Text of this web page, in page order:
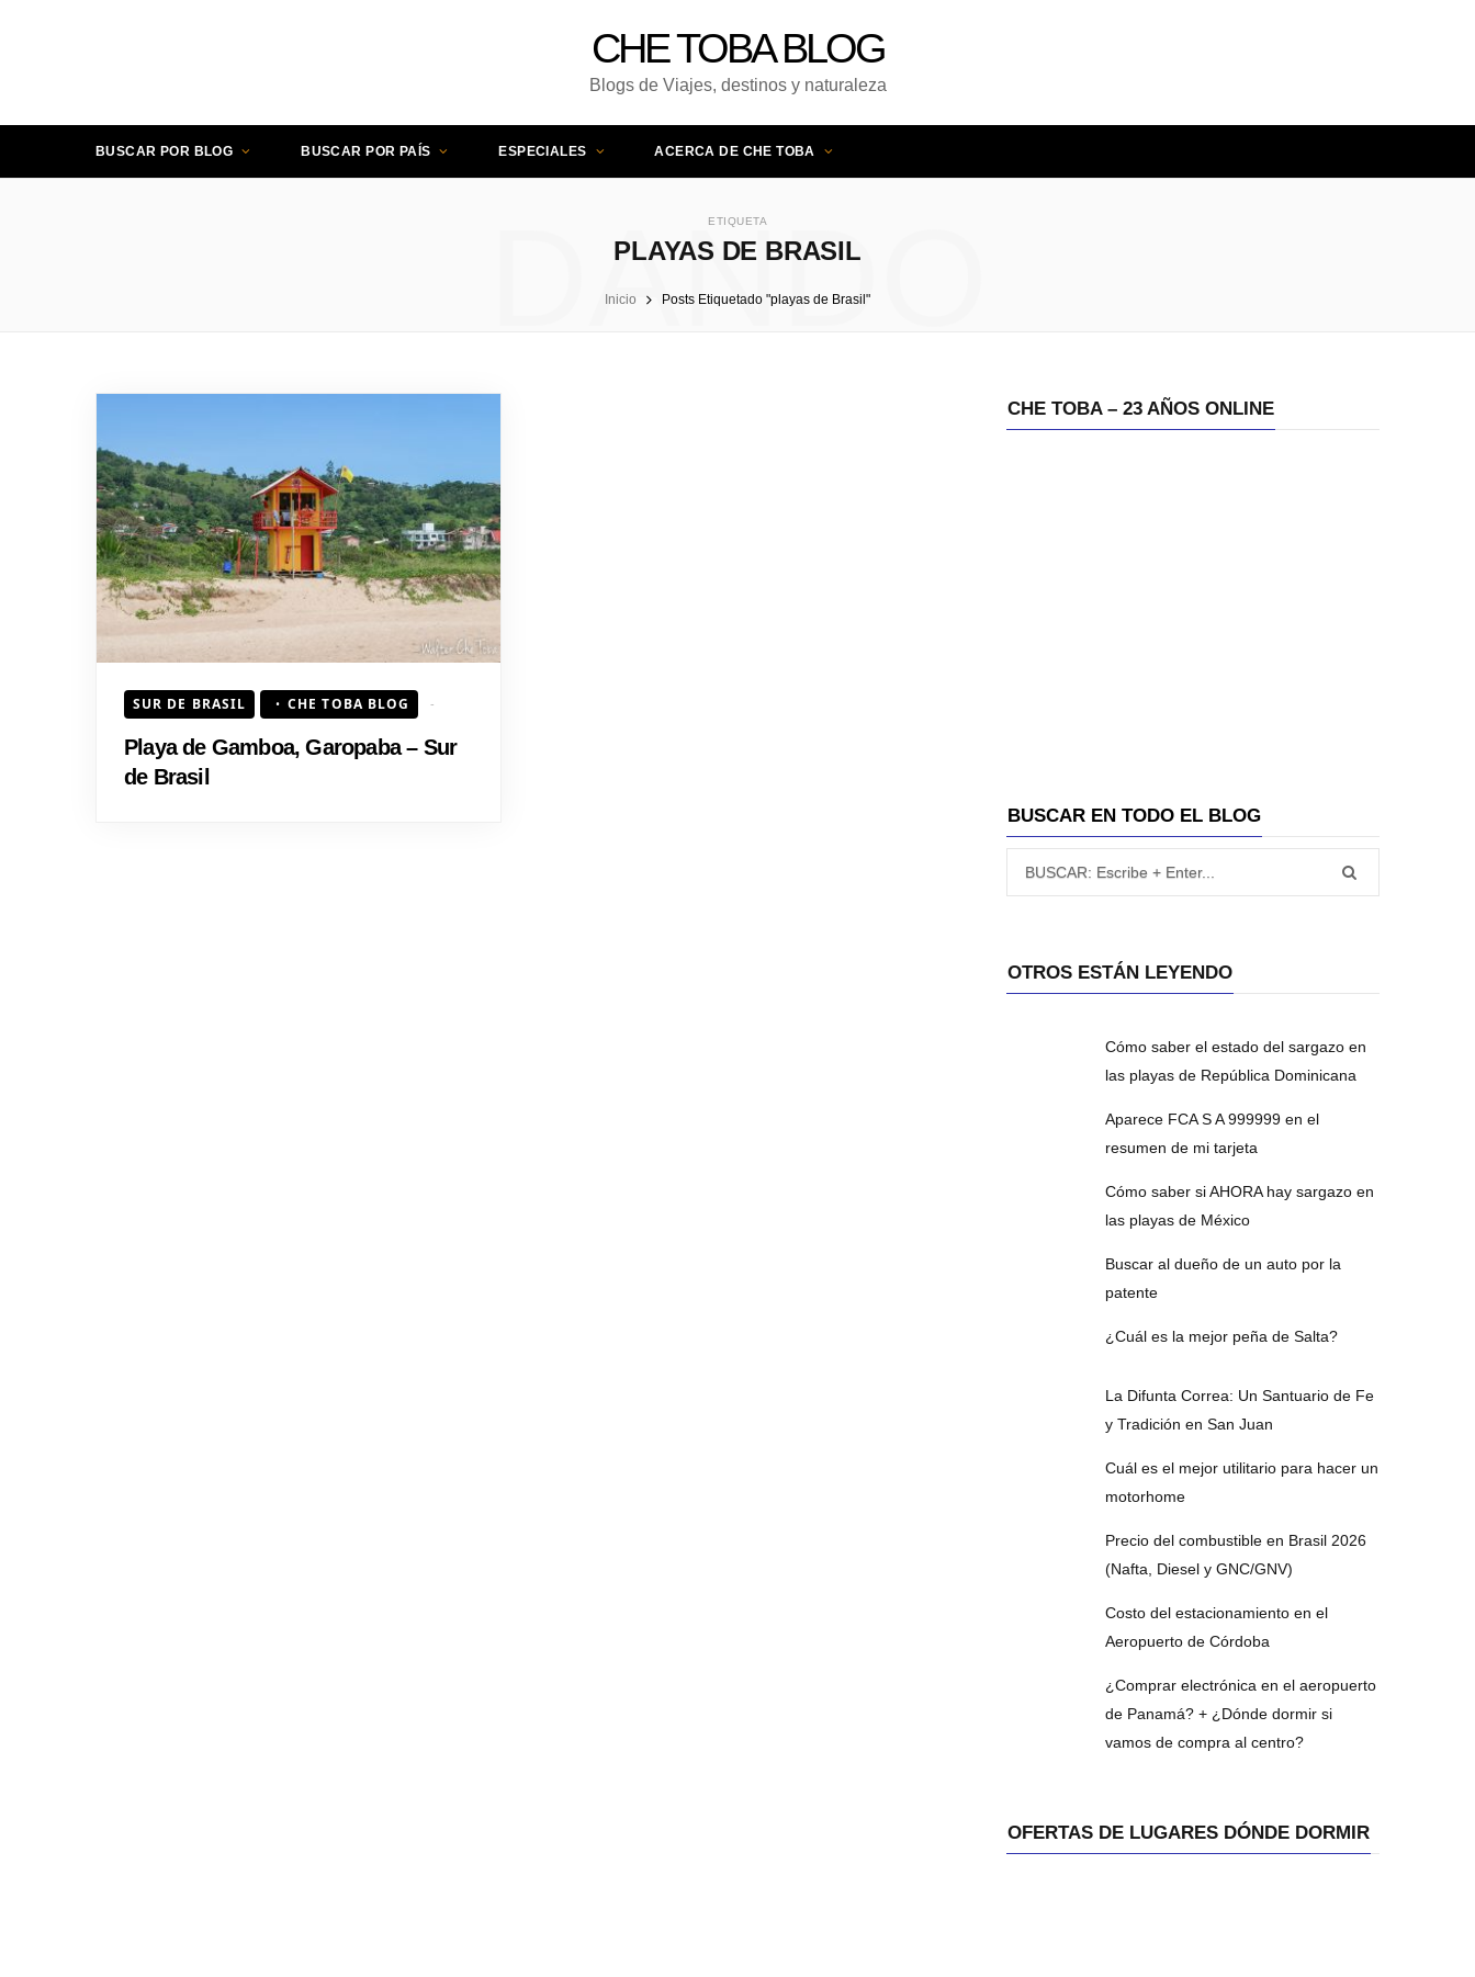
CHE TOBA BLOG
Blogs de Viajes, destinos y naturaleza
BUSCAR POR BLOG BUSCAR POR PAÍS ESPECIALES ACERCA DE CHE TOBA
ETIQUETA
PLAYAS DE BRASIL
DANDO
HOJEADA
Inicio Posts Etiquetado "playas de Brasil"
SUR DE BRASIL CHE TOBA BLOG
Playa de Gamboa, Garopaba – Sur
de Brasil
CHE TOBA – 23 AÑOS ONLINE
BUSCAR EN TODO EL BLOG
OTROS ESTÁN LEYENDO
Cómo saber el estado del sargazo en
las playas de República Dominicana
Aparece FCA S A 999999 en el
resumen de mi tarjeta
Cómo saber si AHORA hay sargazo en
las playas de México
Buscar al dueño de un auto por la
patente
¿Cuál es la mejor peña de Salta?
La Difunta Correa: Un Santuario de Fe
y Tradición en San Juan
Cuál es el mejor utilitario para hacer un
motorhome
Precio del combustible en Brasil 2026
(Nafta, Diesel y GNC/GNV)
Costo del estacionamiento en el
Aeropuerto de Córdoba
¿Comprar electrónica en el aeropuerto
de Panamá? + ¿Dónde dormir si
vamos de compra al centro?
OFERTAS DE LUGARES DÓNDE DORMIR